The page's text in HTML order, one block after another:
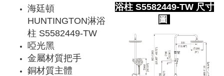
海廷頓
HUNTINGTON淋浴
柱 S5582449-TW
啞光黑
金屬材質把手
銅材質主體
浴柱 S5582449-TW 尺寸
圖